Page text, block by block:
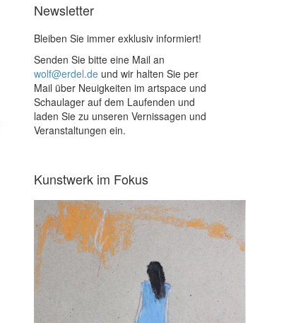
Newsletter
Bleiben Sie immer exklusiv informiert!
Senden Sie bitte eine Mail an
wolf@erdel.deund wir halten Sie per
Mail über Neuigkeiten im artspace und
Schaulager auf dem Laufenden und
laden Sie zu unseren Vernissagen und
Veranstaltungen ein.
Kunstwerk im Fokus